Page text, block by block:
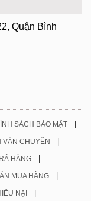
Quận Bình
SÁCH BẢO MẬT |
VẬN CHUYỂN |
HÀNG |
MUA HÀNG |
NẠI |